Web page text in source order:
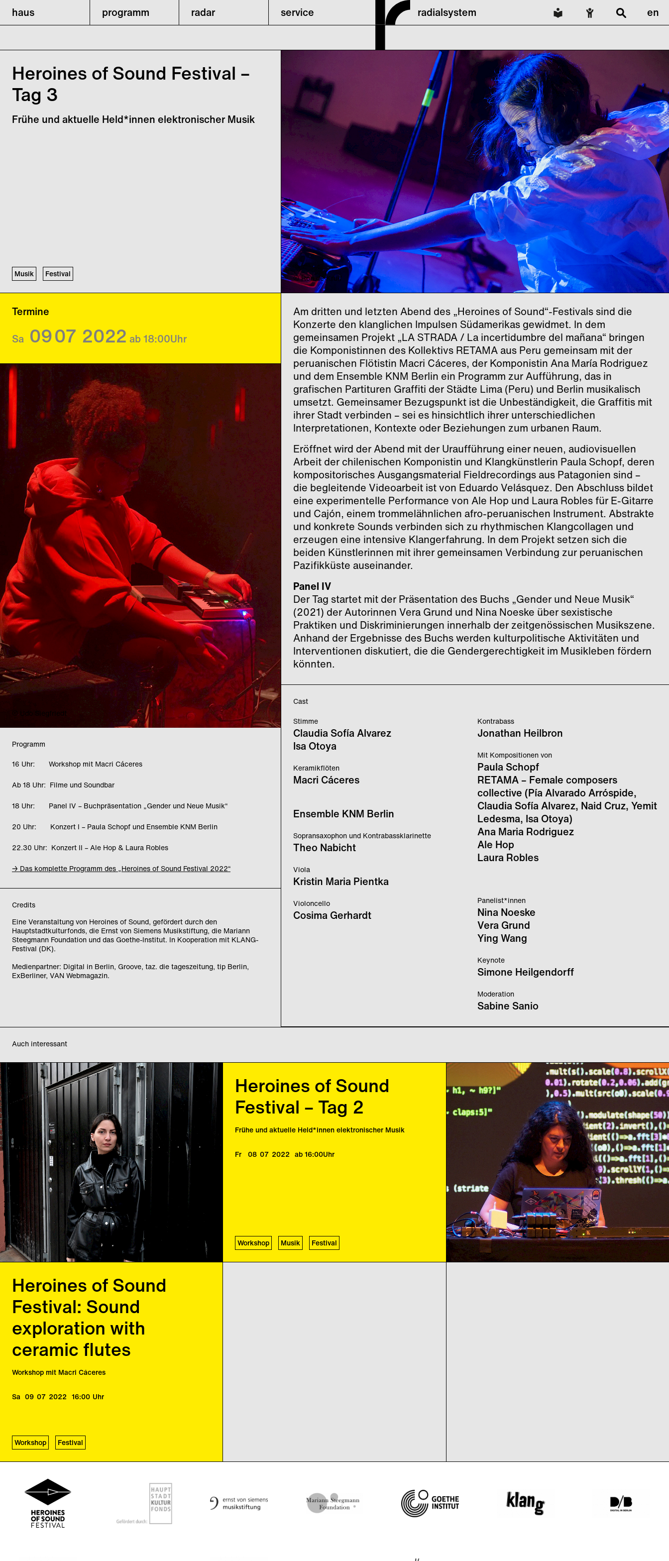
haus programm radar service radialsystem en
Heroines of Sound Festival –
Tag 3
Frühe und aktuelle Held*innen elektronischer Musik
Musik Festival © Rob de Kruif
Termine
Sa 0907 2022 ab 18:00Uhr
© Udo Siegfriedt
Programm
16 Uhr: Workshop mit Macri Cáceres
Ab 18 Uhr: Filme und Soundbar
18 Uhr: Panel IV – Buchpräsentation „Gender und Neue Musik“
20 Uhr: Konzert I – Paula Schopf und Ensemble KNM Berlin
22.30 Uhr: Konzert II – Ale Hop & Laura Robles
→ Das komplette Programm des „Heroines of Sound Festival 2022“
Credits
Eine Veranstaltung von Heroines of Sound, gefördert durch den
Hauptstadtkulturfonds, die Ernst von Siemens Musikstiftung, die Mariann
Steegmann Foundation und das Goethe-Institut. In Kooperation mit KLANG-
Festival (DK).
Medienpartner: Digital in Berlin, Groove, taz. die tageszeitung, tip Berlin,
ExBerliner, VAN Webmagazin.
Am dritten und letzten Abend des „Heroines of Sound“-Festivals sind die
Konzerte den klanglichen Impulsen Südamerikas gewidmet. In dem
gemeinsamen Projekt „LA STRADA / La incertidumbre del mañana“ bringen
die Komponistinnen des Kollektivs RETAMA aus Peru gemeinsam mit der
peruanischen Flötistin Macri Cáceres, der Komponistin Ana María Rodriguez
und dem Ensemble KNM Berlin ein Programm zur Aufführung, das in
grafischen Partituren Graffiti der Städte Lima (Peru) und Berlin musikalisch
umsetzt. Gemeinsamer Bezugspunkt ist die Unbeständigkeit, die Graffitis mit
ihrer Stadt verbinden – sei es hinsichtlich ihrer unterschiedlichen
Interpretationen, Kontexte oder Beziehungen zum urbanen Raum.
Eröffnet wird der Abend mit der Uraufführung einer neuen, audiovisuellen
Arbeit der chilenischen Komponistin und Klangkünstlerin Paula Schopf, deren
kompositorisches Ausgangsmaterial Fieldrecordings aus Patagonien sind –
die begleitende Videoarbeit ist von Eduardo Velásquez. Den Abschluss bildet
eine experimentelle Performance von Ale Hop und Laura Robles für E-Gitarre
und Cajón, einem trommelähnlichen afro-peruanischen Instrument. Abstrakte
und konkrete Sounds verbinden sich zu rhythmischen Klangcollagen und
erzeugen eine intensive Klangerfahrung. In dem Projekt setzen sich die
beiden Künstlerinnen mit ihrer gemeinsamen Verbindung zur peruanischen
Pazifikküste auseinander.
Panel IV
Der Tag startet mit der Präsentation des Buchs „Gender und Neue Musik“
(2021) der Autorinnen Vera Grund und Nina Noeske über sexistische
Praktiken und Diskriminierungen innerhalb der zeitgenössischen Musikszene.
Anhand der Ergebnisse des Buchs werden kulturpolitische Aktivitäten und
Interventionen diskutiert, die die Gendergerechtigkeit im Musikleben fördern
könnten.
Cast
Stimme
Claudia Sofía Alvarez
Isa Otoya
Keramikflöten
Macri Cáceres
Ensemble KNM Berlin
Sopransaxophon und Kontrabassklarinette
Theo Nabicht
Viola
Kristin Maria Pientka
Violoncello
Cosima Gerhardt
Kontrabass
Jonathan Heilbron
Mit Kompositionen von
Paula Schopf
RETAMA – Female composers
collective (Pía Alvarado Arróspide,
Claudia Sofía Alvarez, Naid Cruz, Yemit
Ledesma, Isa Otoya)
Ana Maria Rodriguez
Ale Hop
Laura Robles
Panelist*innen
Nina Noeske
Vera Grund
Ying Wang
Keynote
Simone Heilgendorff
Moderation
Sabine Sanio
Auch interessant
Heroines of Sound
Festival – Tag 1
Frühe und aktuelle Held*innen elektronischer Musik
Do 07 07 2022 ab 17:00Uhr
Musik Festival
Heroines of Sound
Festival – Tag 2
Frühe und aktuelle Held*innen elektronischer Musik
Fr 08 07 2022 ab 16:00Uhr
Workshop Musik Festival
Heroines of Sound
Festival: Introduction to
Live-Coding-Music
Workshop mit Alexandra Cárdenas
2022 14:00 Uhr
Workshop Festival
Heroines of Sound
Festival: Sound
exploration with
ceramic flutes
Workshop mit Macri Cáceres
Sa 09 07 2022 16:00 Uhr
Workshop Festival